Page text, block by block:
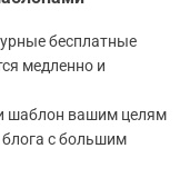
бесплатные
медленно и
шаблон вашим целям
с большим